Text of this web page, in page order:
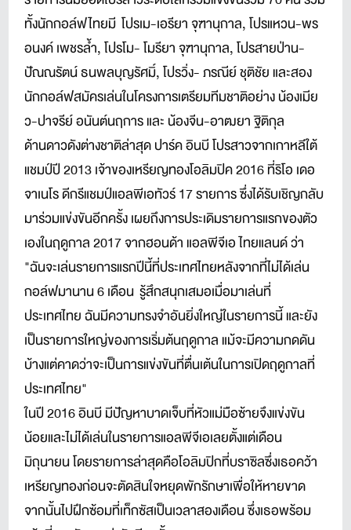
ทั้งนักกอล์ฟไทยมี โปรเม-เอรียา จุฑานุกาล, โปรแหวน-พร
อนงค์ เพชรล้ำ, โปรโม- โมรียา จุฑานุกาล, โปรสายป่าน-
ปัณณรัตน์ ธนพลบุญรัศมิ์, โปรวิ่ง- ภรณีย์ ชุติชัย และสอง
นักกอล์ฟสมัครเล่นในโครงการเตรียมทีมชาติอย่าง น้องเมีย
ว-ปาจรีย์ อนันต์นฤการ และ น้องจีน-อาฒยา ฐิติกุล
ด้านดาวดังต่างชาติล่าสุด ปาร์ค อินบี โปรสาวจากเกาหลีใต้
แชมป์ปี 2013 เจ้าของเหรียญทองโอลิมปิค 2016 ที่ริโอ เดอ
จาเนโร ดีกรีแชมป์แอลพีเอทัวร์ 17 รายการ ซึ่งได้รับเชิญกลับ
มาร่วมแข่งขันอีกครั้ง เผยถึงการประเดิมรายการแรกของตัว
เองในฤดูกาล 2017 จากฮอนด้า แอลพีจีเอ ไทยแลนด์ ว่า
"ฉันจะเล่นรายการแรกปีนี้ที่ประเทศไทยหลังจากที่ไม่ได้เล่น
กอล์ฟมานาน 6 เดือน รู้สึกสนุกเสมอเมื่อมาเล่นที่
ประเทศไทย ฉันมีความทรงจำอันยิ่งใหญ่ในรายการนี้ และยัง
เป็นรายการใหญ่ของการเริ่มต้นฤดูกาล แม้จะมีความกดดัน
บ้างแต่คาดว่าจะเป็นการแข่งขันที่ตื่นเต้นในการเปิดฤดูกาลที่
ประเทศไทย"
ในปี 2016 อินบี มีปัญหาบาดเจ็บที่หัวแม่มือซ้ายจึงแข่งขัน
น้อยและไม่ได้เล่นในรายการแอลพีจีเอเลยตั้งแต่เดือน
มิถุนายน โดยรายการล่าสุดคือโอลิมปิกที่บราซิลซึ่งเธอคว้า
เหรียญทองก่อนจะตัดสินใจหยุดพักรักษาเพื่อให้หายขาด
จากนั้นไปฝึกซ้อมที่เท็กซัสเป็นเวลาสองเดือน ซึ่งเธอพร้อม